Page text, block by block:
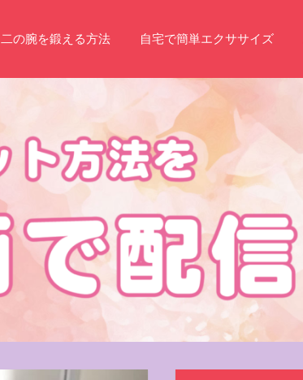
二の腕を鍛える方法 自宅で簡単エクササイズ